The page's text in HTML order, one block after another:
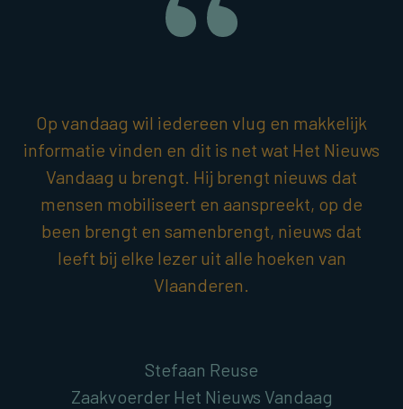
Op vandaag wil iedereen vlug en makkelijk
informatie vinden en dit is net wat Het Nieuws
Vandaag u brengt. Hij brengt nieuws dat
mensen mobiliseert en aanspreekt, op de
been brengt en samenbrengt, nieuws dat
leeft bij elke lezer uit alle hoeken van
Vlaanderen.
Stefaan Reuse
Zaakvoerder Het Nieuws Vandaag